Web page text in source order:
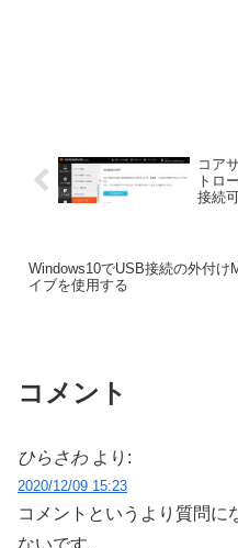
コア
トロ
接続
Windows10でUSB接続の外付け
イブを使用する
コメント
ひらさわ より:
2020/12/09 15:23
コメントというより質問に
ないです。